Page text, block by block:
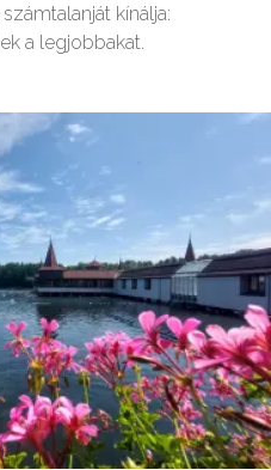
kínálja:
a legjobbakat.